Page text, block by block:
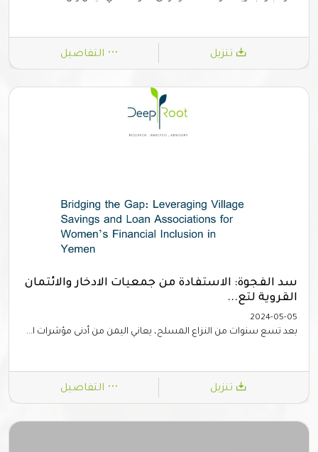
تنزيل التفاصيل
سد الفجوة: الاستفادة من جمعيات الادخار والائتمان
القروية لتع...
2024-05-05
بعد تسع سنوات من النزاع المسلح، يعاني اليمن من أدنى مؤشرات ا...
تنزيل التفاصيل